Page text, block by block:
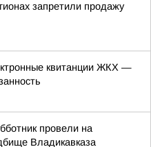
запретили продажу
квитанции ЖКХ —
провели на
Владикавказа